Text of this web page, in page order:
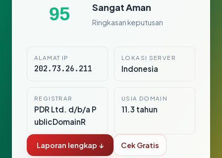
95 Sangat Aman
Ringkasan keputusan
ALAMAT IP
202.73.26.211
LOKASI SERVER
Indonesia
REGISTRAR
PDR Ltd. d/b/a P
ublicDomainR
USIA DOMAIN
11.3 tahun
Laporan lengkap ↓ Cek Gratis